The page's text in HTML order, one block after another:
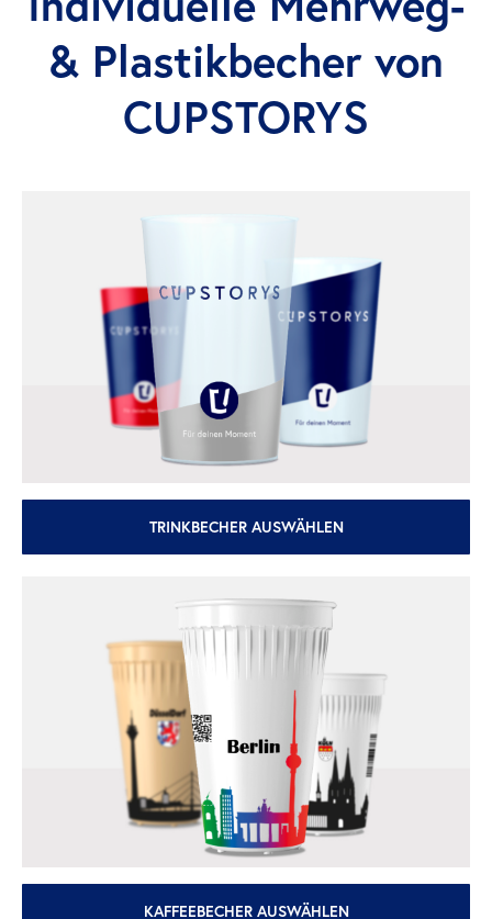
& Plastikbecher von
CUPSTORYS
TRINKBECHER AUSWÄHLEN
KAFFEEBECHER AUSWÄHLEN